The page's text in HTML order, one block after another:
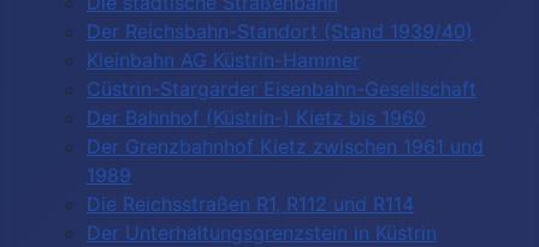
Der Reichsbahn-Standort (Stand 1939/40)
Kleinbahn AG Küstrin-Hammer
Cüstrin-Stargarder Eisenbahn-Gesellschaft
Der Bahnhof (Küstrin-) Kietz bis 1960
Der Grenzbahnhof Kietz zwischen 1961 und
1989
Die Reichsstraßen R1, R112 und R114
Der Unterhaltungsgrenzstein in Küstrin